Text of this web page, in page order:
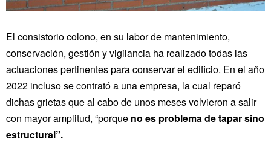
El consistorio colono, en su labor de mantenimiento,
conservación, gestión y vigilancia ha realizado todas las
actuaciones pertinentes para conservar el edificio. En el año
2022 incluso se contrató a una empresa, la cual reparó
dichas grietas que al cabo de unos meses volvieron a salir
con mayor amplitud, “porque no es problema de tapar sino
estructural”.